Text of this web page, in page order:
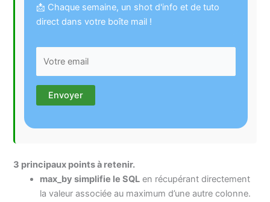
📩 Chaque semaine, un shot d'info et de tuto
direct dans votre boîte mail !
3 principaux points à retenir.
max_by simplifie le SQL en récupérant directement
la valeur associée au maximum d’une autre colonne.